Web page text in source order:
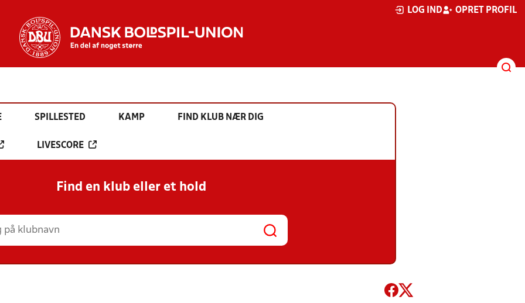
LOG IND OPRET PROFIL
SPILLESTED KAMP FIND KLUB NÆR DIG
LIVESCORE
Find en klub eller et hold